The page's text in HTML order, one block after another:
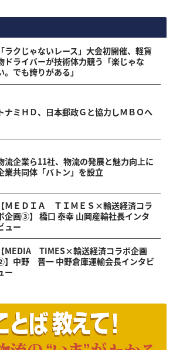
「ラクじゃないレース」大会初開催、軽貨
ドライバーが技術体力競う「楽じゃな
。でも誇りがある」
ナミＨＤ、日本郵政Ｇと協力しＭＢＯへ
流企業ら11社、物流の発展と魅力向上に
業共同体「バトン」を設立
【ＭＥＤＩＡ ＴＩＭＥＳ×輸送経済コラ
企画③】 橋口 泰幸 山岡産輸社長インタ
ュー
【MEDIA TIMES×輸送経済コラボ企画
中野 晋一 中野倉庫運輸会長インタビ
ー